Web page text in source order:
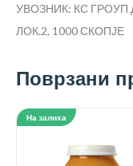
УВОЗНИК: КС ГРОУП
ЛОК.2, 1000 СКОПЈЕ
Поврзани
На залиха